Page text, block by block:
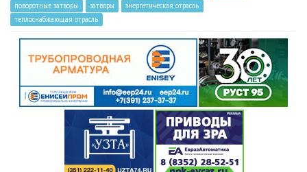
поворотные затворы
затворы
энергетическая отрасль
теплоснабжающая отрасль